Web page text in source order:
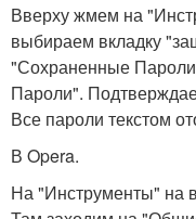
Вверху жмем на
выбираем вкладку
"Сохраненные
Пароли".
Все пароли текстом
В Opera.
На "Инструменты" на